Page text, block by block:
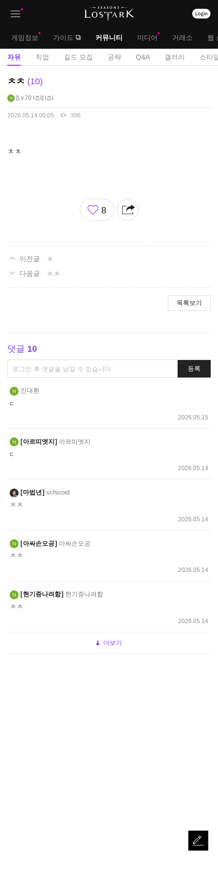
대
메
게임정보 가이드 커뮤니티 미디어 거래소 웹
서
자유 직업 길드 모집 공략 Q&A 갤러리 스타
자
게
ㅊㅊ 10
Lv.70 l죠l l죠l
2026.05.14 00:05 396
ㅊㅊ
좋
아
8
ㅊ
ㅊㅊ
목록보기
댓글 10
댓
글
쓰
기
등록
진대환
c
2026.05.15
아르띠엣지 아르띠엣지
c
2026.05.14
마법년 schizoid
ㅊㅊ
2026.05.14
아싸손오공 아싸손오공
ㅊㅊ
2026.05.14
현기증나려함 현기증나려함
ㅊㅊ
2026.05.14
더보기